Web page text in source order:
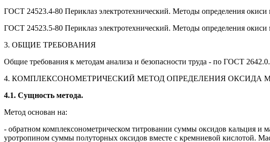
ГОСТ 24523.4-80 Периклаз электротехнический. Методы определения окиси
ГОСТ 24523.5-80 Периклаз электротехнический. Методы определения окиси
3. ОБЩИЕ ТРЕБОВАНИЯ
Общие требования к методам анализа и безопасности труда - по ГОСТ 2642.0.
4. КОМПЛЕКСОНОМЕТРИЧЕСКИЙ МЕТОД ОПРЕДЕЛЕНИЯ ОКСИДА
4.1. Сущность метода.
Метод основан на:
- обратном комплексонометрическом титровании суммы оксидов кальция
уротропином суммы полуторных оксидов вместе с кремниевой кислотой.